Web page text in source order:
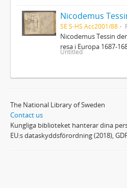
Nicodemus
SE S-HS Acc2001/88
Nicodemus Tessin
resa i Europa 1687-
Untitled
The National Library of Sweden
Contact us
Kungliga biblioteket hanterar dina
EU:s dataskyddsförordning (2018),